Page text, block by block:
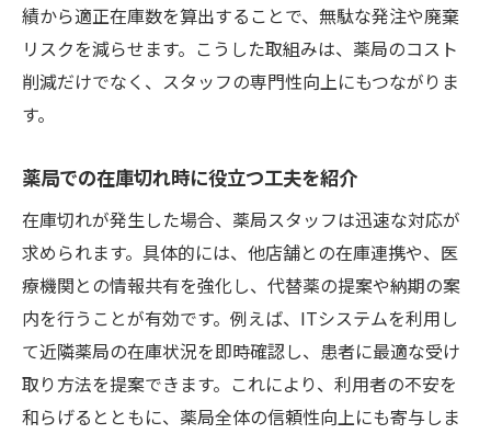
績から適正在庫数を算出することで、無駄な発注や廃棄
リスクを減らせます。こうした取組みは、薬局のコスト
削減だけでなく、スタッフの専門性向上にもつながりま
す。
薬局での在庫切れ時に役立つ工夫を紹介
在庫切れが発生した場合、薬局スタッフは迅速な対応が
求められます。具体的には、他店舗との在庫連携や、医
療機関との情報共有を強化し、代替薬の提案や納期の案
内を行うことが有効です。例えば、ITシステムを利用し
て近隣薬局の在庫状況を即時確認し、患者に最適な受け
取り方法を提案できます。これにより、利用者の不安を
和らげるとともに、薬局全体の信頼性向上にも寄与しま